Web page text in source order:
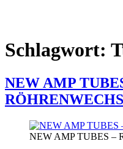
Schlagwort:
NEW AMP
NEW AMP TUBES –